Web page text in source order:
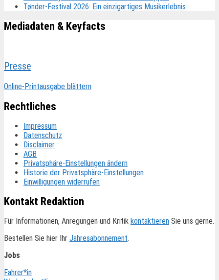
Tønder-Festival 2026: Ein einzigartiges Musikerlebnis
Mediadaten & Keyfacts
Presse
Online-Printausgabe blättern
Rechtliches
Impressum
Datenschutz
Disclaimer
AGB
Privatsphäre-Einstellungen ändern
Historie der Privatsphäre-Einstellungen
Einwilligungen widerrufen
Kontakt Redaktion
Für Informationen, Anregungen und Kritik kontaktieren Sie uns gerne.
Bestellen Sie hier Ihr Jahresabonnement.
Jobs
Fahrer*in